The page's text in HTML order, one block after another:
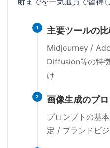
1 主要ツールの
Midjourney /
Diffusion等の特
け
2 画像生成のプロ
プロンプトの基
定 / ブランドビ